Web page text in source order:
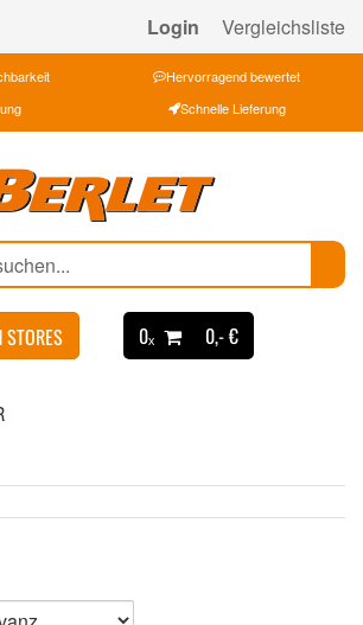
Login Vergleichsliste
Hervorragend bewertet
Schnelle Lieferung
STORES 0ₓ 0,- €